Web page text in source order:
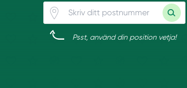
Psst, använd din position vetja!